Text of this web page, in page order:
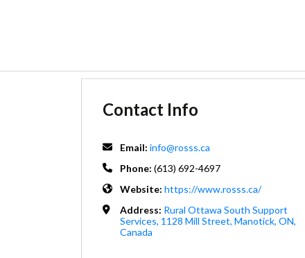
Contact Info
Email: info@rosss.ca
Phone: (613) 692-4697
Website: https://www.rosss.ca/
Address: Rural Ottawa South Support
Services, 1128 Mill Street, Manotick, ON,
Canada